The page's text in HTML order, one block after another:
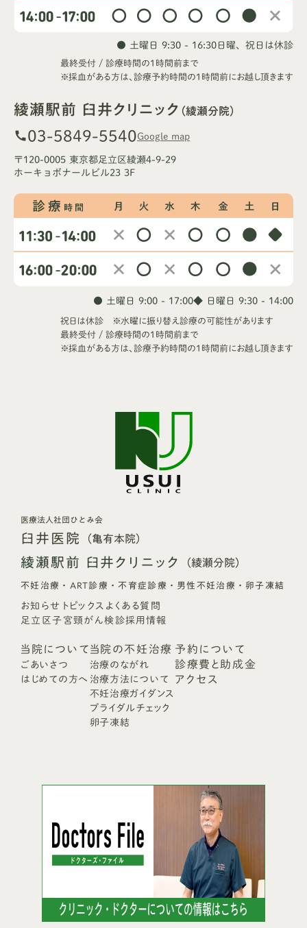
● 土曜日 9:30 - 16:30 日曜、祝日は休診
最終受付 / 診療時間の1時間前まで
※採血がある方は、診療予約時間の1時間前にお越し頂きます
綾瀬駅前 臼井クリニック （綾瀬分院）
call03-5849-5540Google map
〒120-0005 東京都足立区綾瀬4-9-29
ホーキョボナールビル23 3F
● 土曜日 9:00 - 17:00◆ 日曜日 9:30 - 14:00
祝日は休診 ※水曜に振り替え診療の可能性があります
最終受付 / 診療時間の1時間前まで
※採血がある方は、診療予約時間の1時間前にお越し頂きます
医療法人社団ひとみ会
臼井医院 （亀有本院）
綾瀬駅前 臼井クリニック （綾瀬分院）
不妊治療・ART診療・不育症診療・男性不妊治療・卵子凍結
お知らせ トピックス よくある質問
足立区子宮頸がん検診採用情報
当院について
ごあいさつ
はじめての方へ
当院の不妊治療
治療のながれ
治療方法について
不妊治療ガイダンス
ブライダルチェック
卵子凍結
予約について
診療費と助成金
アクセス